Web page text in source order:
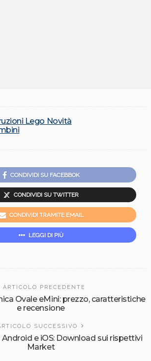
Lego Novità
CONDIVIDI SU FACEBBOK
CONDIVIDI SU TWITTER
CONDIVIDI TRAMITE EMAIL
LEGGI DI PIÙ
ARTICOLO PRECEDENTE
Ovale eMini: prezzo, caratteristiche
e recensione
SUCCESSIVO
Android e iOS: Download sui rispettivi
Market